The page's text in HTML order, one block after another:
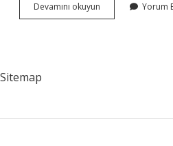
Devamını okuyun
Carr
Yorum
Sitemap